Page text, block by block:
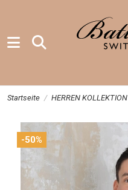
Startseite HERREN KOLLEKTION
-50%